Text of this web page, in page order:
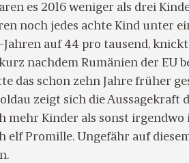
es 2016 weniger als drei
noch jedes achte Kind unter
Jahren auf 44 pro tausend,
nachdem Rumänien der EU
das schon zehn Jahre früher
zeigt sich die Aussagekraft
mehr Kinder als sonst irgendwo
elf Promille. Ungefähr auf